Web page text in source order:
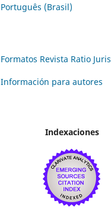
Português (Brasil)
Formatos Revista Ratio Juris
Información para autores
Indexaciones